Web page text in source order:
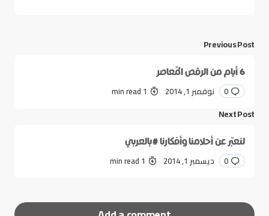
Previous Post
6 أيام من الرقص المُعاصر
0 نوفمبر 1, 2014 1 min read
Next Post
لنعبّر عن أحلامنا وأفكارنا #بالعربي
0 ديسمبر 1, 2014 1 min read